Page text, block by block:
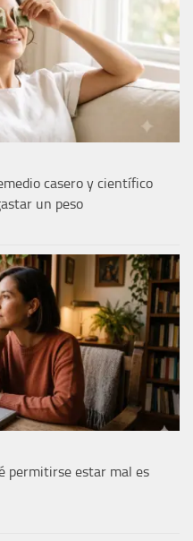
casero y científico
un peso
permitirse estar mal es